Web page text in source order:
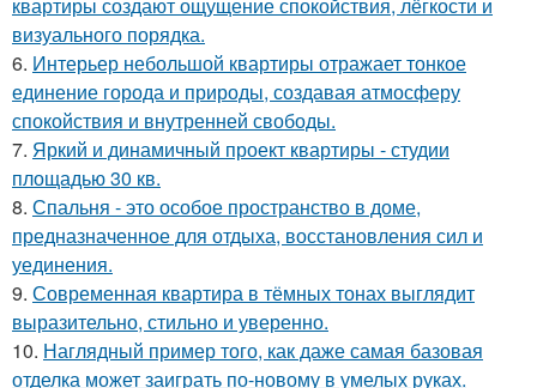
визуального порядка.
6. Интерьер небольшой квартиры отражает тонкое
единение города и природы, создавая атмосферу
спокойствия и внутренней свободы.
7. Яркий и динамичный проект квартиры - студии
площадью 30 кв.
8. Спальня - это особое пространство в доме,
предназначенное для отдыха, восстановления сил и
уединения.
9. Современная квартира в тёмных тонах выглядит
выразительно, стильно и уверенно.
10. Наглядный пример того, как даже самая базовая
отделка может заиграть по-новому в умелых руках.